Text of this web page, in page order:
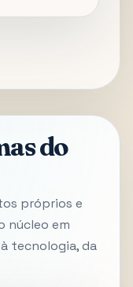
do
próprios e
núcleo em
tecnologia, da